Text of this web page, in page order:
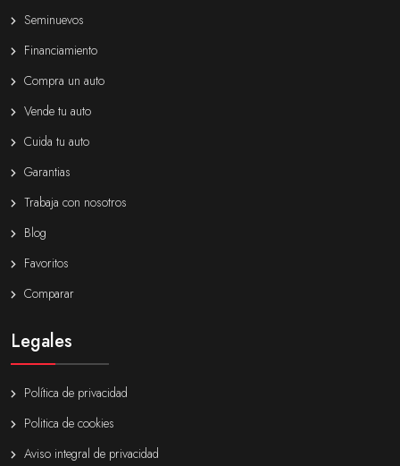
Seminuevos
Financiamiento
Compra un auto
Vende tu auto
Cuida tu auto
Garantias
Trabaja con nosotros
Blog
Favoritos
Comparar
Legales
Política de privacidad
Politica de cookies
Aviso integral de privacidad